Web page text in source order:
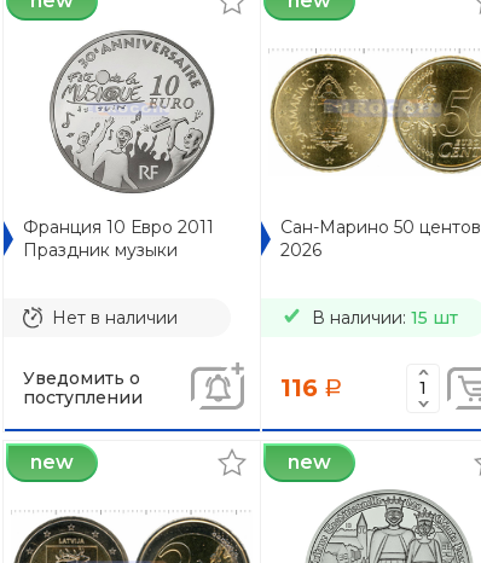
Франция 10 Евро 2011
Праздник музыки
Нет в наличии
Уведомить о
поступлении
Сан-Марино 50 центов
2026
В наличии: 15 шт
116 a
new new